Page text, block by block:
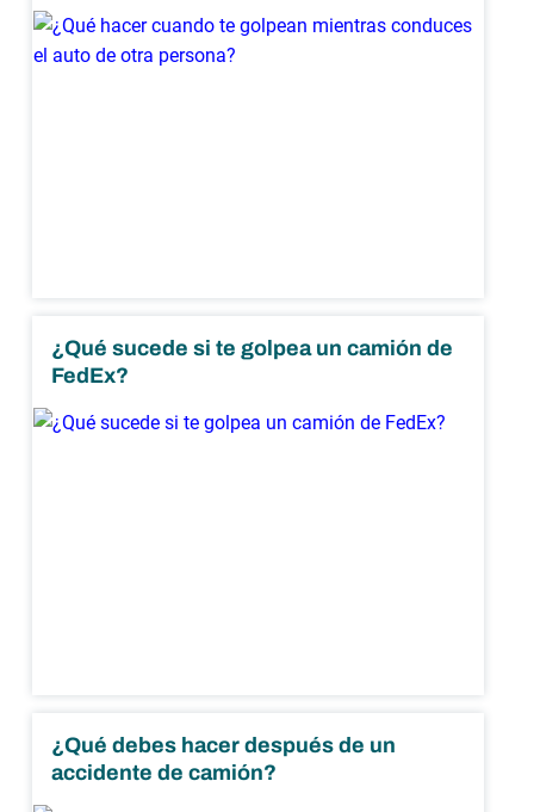
¿Qué sucede si te golpea un camión de
FedEx?
¿Qué debes hacer después de un
accidente de camión?